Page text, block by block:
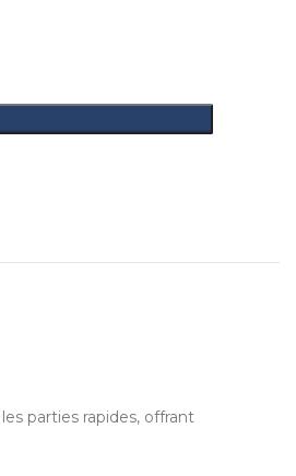
parties rapides, offrant